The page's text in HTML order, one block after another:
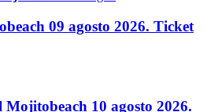
09 agosto 2026. Ticket
Mojitobeach 10 agosto 2026.